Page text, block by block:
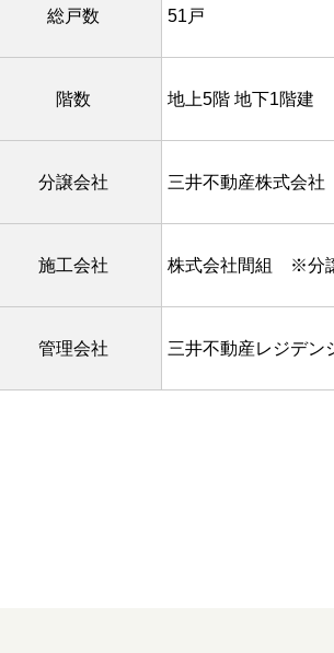
総戸数 51戸
階数 地上5階 地下1階建
分譲会社 三井不動産株式会
施工会社 株式会社間組 ※分
管理会社 三井不動産レジデン